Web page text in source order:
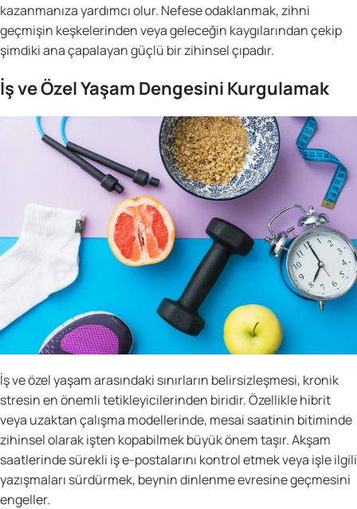
kazanmanıza yardımcı olur. Nefese odaklanmak, zihni
geçmişin keşkelerinden veya geleceğin kaygılarından çekip
şimdiki ana çapalayan güçlü bir zihinsel çıpadır.
İş ve Özel Yaşam Dengesini Kurgulamak
İş ve özel yaşam arasındaki sınırların belirsizleşmesi, kronik
stresin en önemli tetikleyicilerinden biridir. Özellikle hibrit
veya uzaktan çalışma modellerinde, mesai saatinin bitiminde
zihinsel olarak işten kopabilmek büyük önem taşır. Akşam
saatlerinde sürekli iş e-postalarını kontrol etmek veya işle ilgili
yazışmaları sürdürmek, beynin dinlenme evresine geçmesini
engeller.